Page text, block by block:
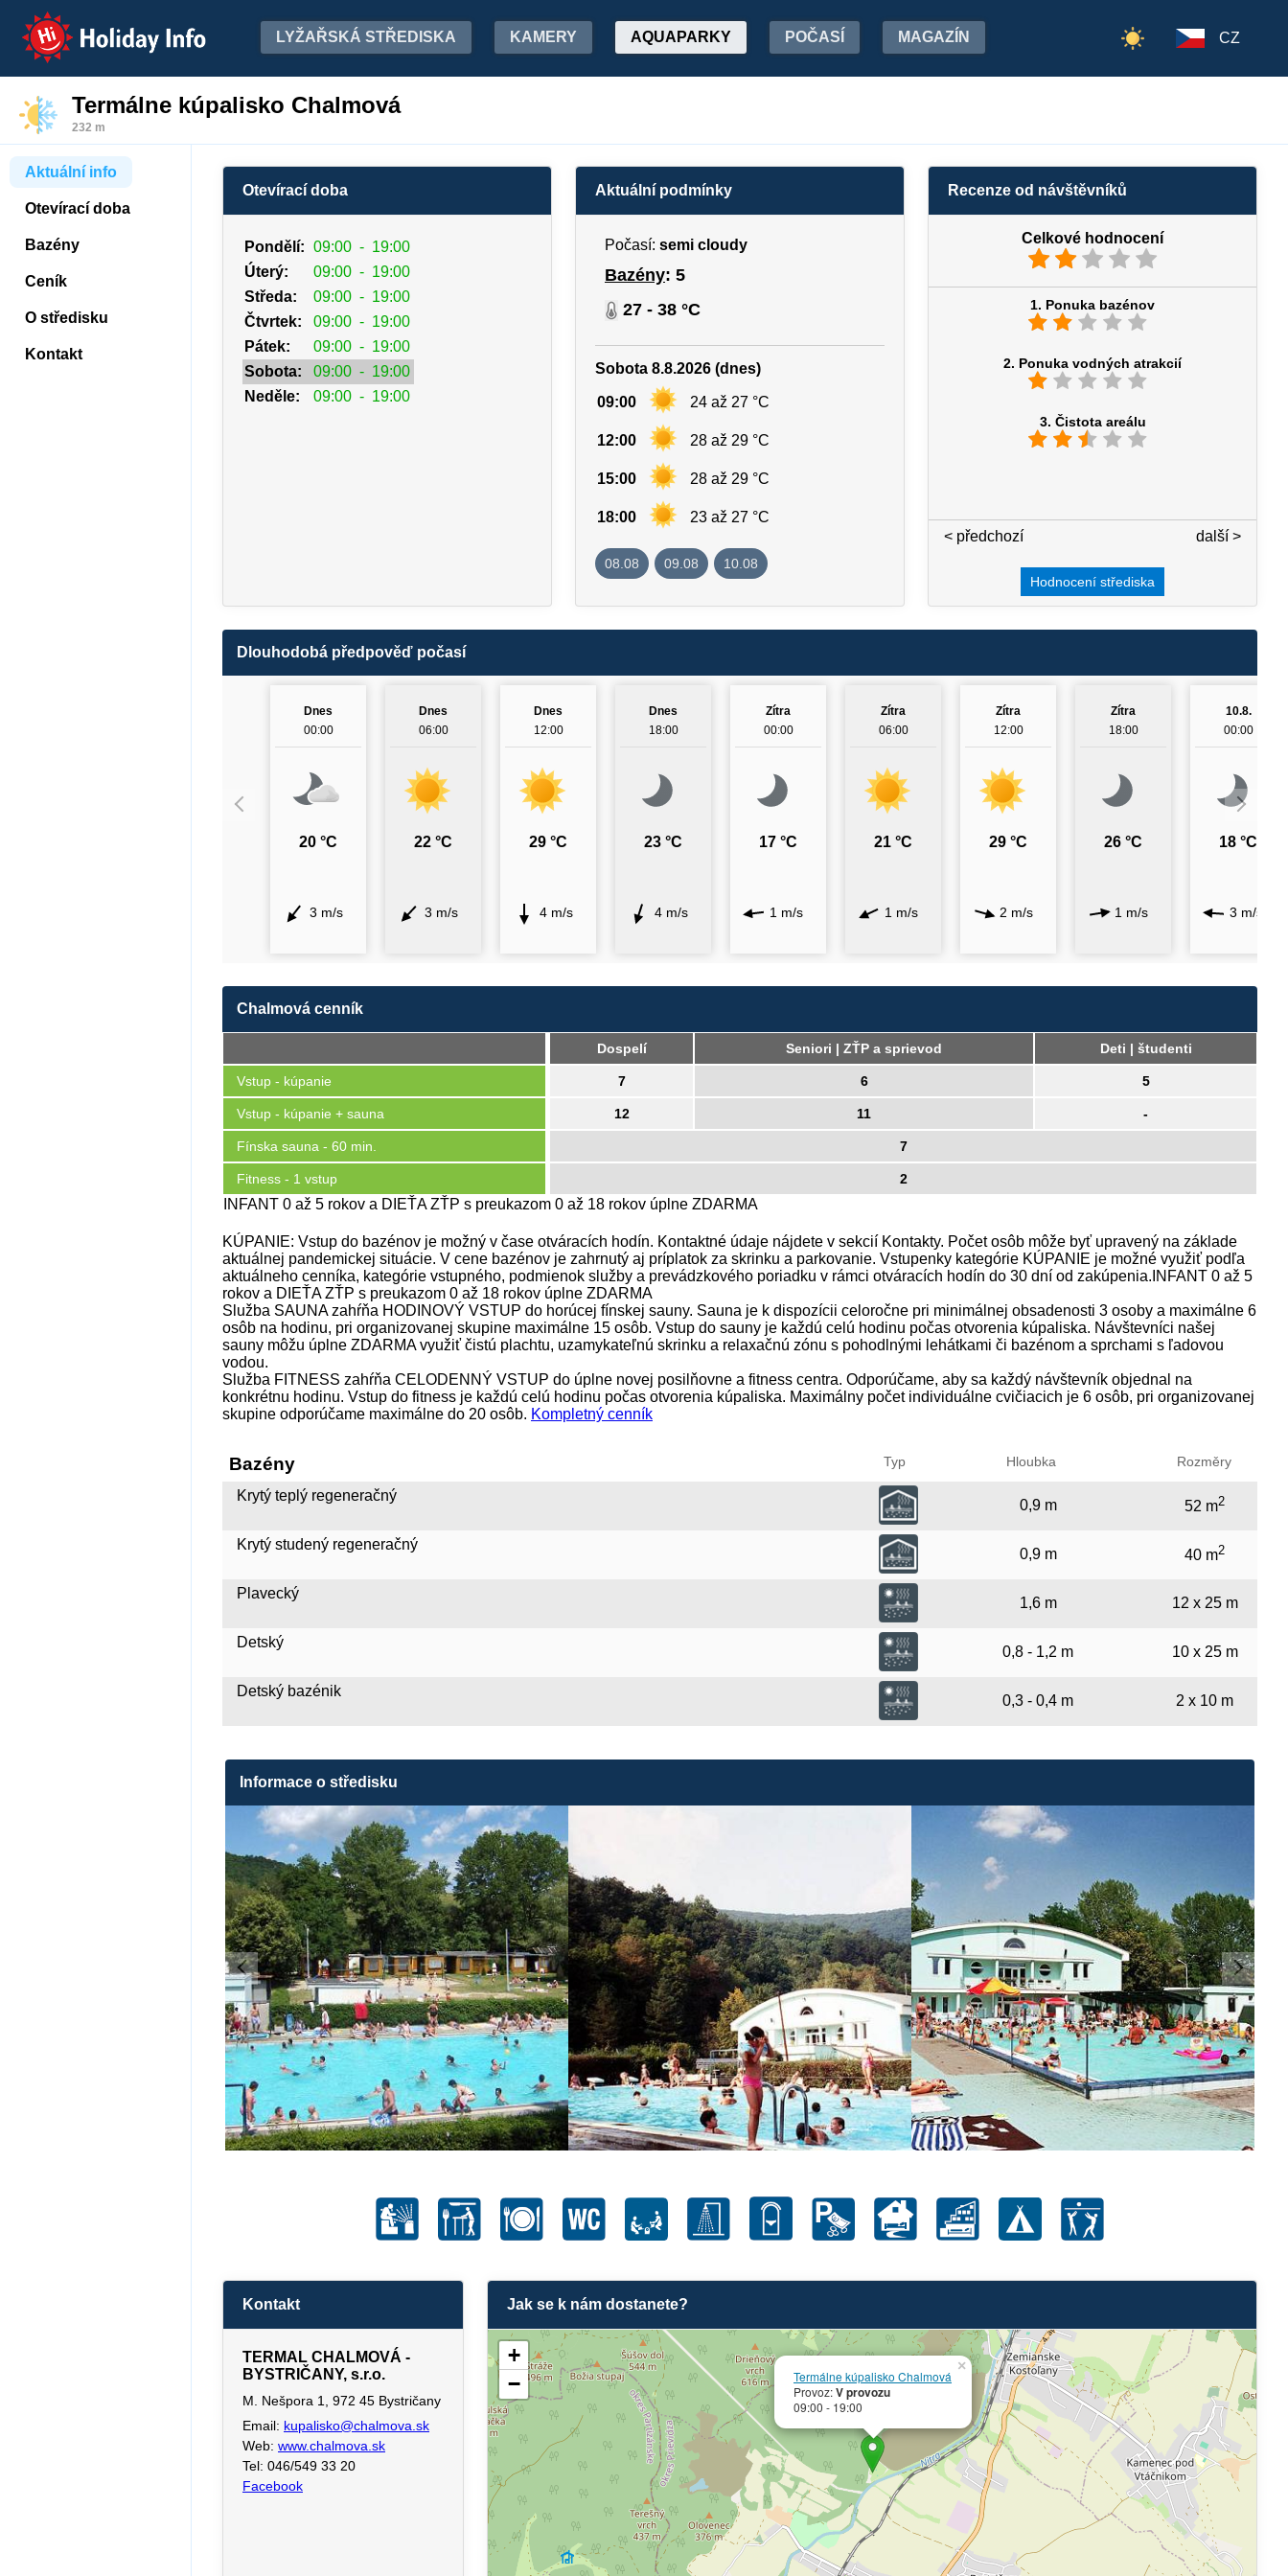
Holiday Info LYŽAŘSKÁ STŘEDISKA KAMERY AQUAPARKY POČASÍ MAGAZÍN CZ
Termálne kúpalisko Chalmová
232 m
Aktuální info
Otevírací doba
Bazény
Ceník
O středisku
Kontakt
Otevírací doba
Pondělí: 09:00 - 19:00
Úterý:
09:00 - 19:00
Středa:
09:00 - 19:00
Čtvrtek:
09:00 - 19:00
Pátek:
09:00 - 19:00
Sobota:
09:00 - 19:00
Neděle:
09:00 - 19:00
Aktuální podmínky
Počasí: semi cloudy
Bazény: 5
27 - 38 °C
Sobota 8.8.2026 (dnes)
09:00 24 až 27 °C
12:00 28 až 29 °C
15:00 28 až 29 °C
18:00 23 až 27 °C
08.08 09.08 10.08
Recenze od návštěvníků
Celkové hodnocení
1. Ponuka bazénov
2. Ponuka vodných atrakcií
3. Čistota areálu
další >
< předchozí
Hodnocení střediska
Dlouhodobá předpověď počasí
Dnes
00:00
20 °C
3 m/s
Dnes
06:00
22 °C
3 m/s
Dnes
12:00
29 °C
4 m/s
Dnes
18:00
23 °C
4 m/s
Zítra
00:00
17 °C
1 m/s
Zítra
06:00
21 °C
1 m/s
Zítra
12:00
29 °C
2 m/s
Zítra
18:00
26 °C
1 m/s
10.8.
00:00
18 °C
3 m/s
Chalmová cenník
Dospelí Seniori | ZŤP a sprievod Deti | študenti
INFANT 0 až 5 rokov a DIEŤA ZŤP s preukazom 0 až 18 rokov úplne ZDARMA
Vstup - kúpanie 7 6 5
Vstup - kúpanie + sauna 12 11 -
Fínska sauna - 60 min. 7
Fitness - 1 vstup 2
KÚPANIE: Vstup do bazénov je možný v čase otváracích hodín. Kontaktné údaje nájdete v sekcií Kontakty. Počet osôb môže byť upravený na základe
aktuálnej pandemickej situácie. V cene bazénov je zahrnutý aj príplatok za skrinku a parkovanie. Vstupenky kategórie KÚPANIE je možné využiť podľa
aktuálneho cenníka, kategórie vstupného, podmienok služby a prevádzkového poriadku v rámci otváracích hodín do 30 dní od zakúpenia.INFANT 0 až 5
rokov a DIEŤA ZŤP s preukazom 0 až 18 rokov úplne ZDARMA
Služba SAUNA zahŕňa HODINOVÝ VSTUP do horúcej fínskej sauny. Sauna je k dispozícii celoročne pri minimálnej obsadenosti 3 osoby a maximálne 6
osôb na hodinu, pri organizovanej skupine maximálne 15 osôb. Vstup do sauny je každú celú hodinu počas otvorenia kúpaliska. Návštevníci našej
sauny môžu úplne ZDARMA využiť čistú plachtu, uzamykateľnú skrinku a relaxačnú zónu s pohodlnými lehátkami či bazénom a sprchami s ľadovou
vodou.
Služba FITNESS zahŕňa CELODENNÝ VSTUP do úplne novej posilňovne a fitness centra. Odporúčame, aby sa každý návštevník objednal na
konkrétnu hodinu. Vstup do fitness je každú celú hodinu počas otvorenia kúpaliska. Maximálny počet individuálne cvičiacich je 6 osôb, pri organizovanej
skupine odporúčame maximálne do 20 osôb. Kompletný cenník
Bazény Typ Hloubka Rozměry
Krytý teplý regeneračný
0,9 m 52 m2
Krytý studený regeneračný
0,9 m 40 m2
Plavecký
1,6 m 12 x 25 m
Detský
0,8 - 1,2 m 10 x 25 m
Detský bazénik
0,3 - 0,4 m 2 x 10 m
Informace o středisku
Kontakt
TERMAL CHALMOVÁ -
BYSTRIČANY, s.r.o.
M. Nešpora 1, 972 45 Bystričany
Email: kupalisko@chalmova.sk
Web: www.chalmova.sk
Tel: 046/549 33 20
Facebook
Jak se k nám dostanete?
Termálne kúpalisko Chalmová
Provoz:V provozu
09:00 - 19:00
×
+
−